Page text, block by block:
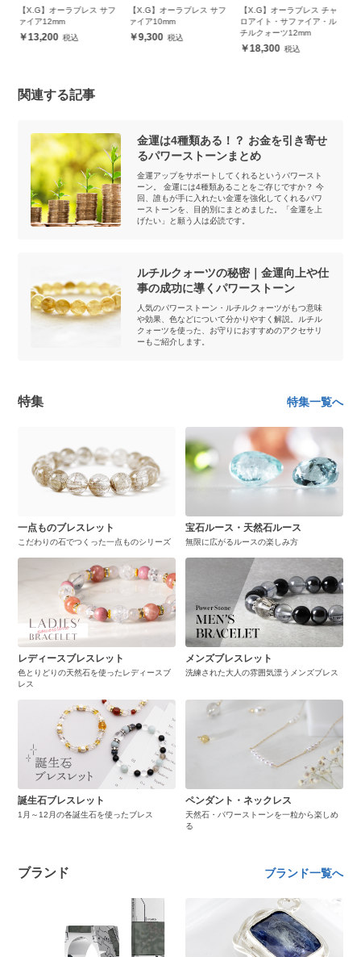
【X.G】オーラブレス サフ
ァイア12mm
13,200
【X.G】オーラブレス サフ
ァイア10mm
9,300
【X.G】オーラブレス チャ
ロアイト・サファイア・ル
チルクォーツ12mm
18,300
関連する記事
金運は4種類ある！？ お金を引き寄せ
るパワーストーンまとめ
金運アップをサポートしてくれるというパワースト
ーン。 金運には4種類あることをご存じですか？ 今
回、誰もが手に入れたい金運を強化してくれるパワ
ーストーンを、目的別にまとめました。「金運を上
げたい」と願う人は必読です。
ルチルクォーツの秘密｜金運向上や仕
事の成功に導くパワーストーン
人気のパワーストーン・ルチルクォーツがもつ意味
や効果、色などについて分かりやすく解説。ルチル
クォーツを使った、お守りにおすすめのアクセサリ
ーもご紹介します。
特集 特集一覧へ
一点ものブレスレット
こだわりの石でつくった一点ものシリーズ
宝石ルース・天然石ルース
無限に広がるルースの楽しみ方
レディースブレスレット
色とりどりの天然石を使ったレディースブ
レス
メンズブレスレット
洗練された大人の雰囲気漂うメンズブレス
誕生石ブレスレット
1月～12月の各誕生石を使ったブレス
ペンダント・ネックレス
天然石・パワーストーンを一粒から楽しめ
る
ブランド ブランド一覧へ